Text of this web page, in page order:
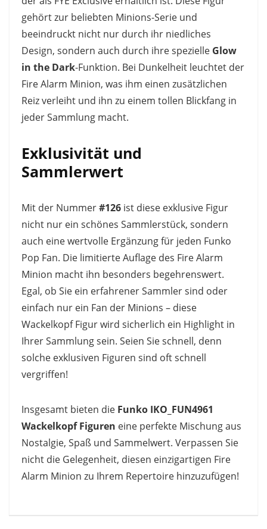
gehört zur beliebten Minions-Serie und
beeindruckt nicht nur durch ihr niedliches
Design, sondern auch durch ihre spezielle Glow
in the Dark-Funktion. Bei Dunkelheit leuchtet der
Fire Alarm Minion, was ihm einen zusätzlichen
Reiz verleiht und ihn zu einem tollen Blickfang in
jeder Sammlung macht.
Exklusivität und
Sammlerwert
Mit der Nummer#126 ist diese exklusive Figur
nicht nur ein schönes Sammlerstück, sondern
auch eine wertvolle Ergänzung für jeden Funko
Pop Fan. Die limitierte Auflage des Fire Alarm
Minion macht ihn besonders begehrenswert.
Egal, ob Sie ein erfahrener Sammler sind oder
einfach nur ein Fan der Minions – diese
Wackelkopf Figur wird sicherlich ein Highlight in
Ihrer Sammlung sein. Seien Sie schnell, denn
solche exklusiven Figuren sind oft schnell
vergriffen!
Insgesamt bieten die Funko IKO_FUN4961
Wackelkopf Figuren eine perfekte Mischung aus
Nostalgie, Spaß und Sammelwert. Verpassen Sie
nicht die Gelegenheit, diesen einzigartigen Fire
Alarm Minion zu Ihrem Repertoire hinzuzufügen!